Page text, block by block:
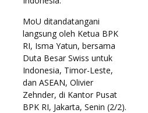
MoU ditandatangani
langsung oleh Ketua BPK
RI, Isma Yatun, bersama
Duta Besar Swiss untuk
Indonesia, Timor-Leste,
dan ASEAN, Olivier
Zehnder, di Kantor Pusat
BPK RI, Jakarta, Senin (2/2).